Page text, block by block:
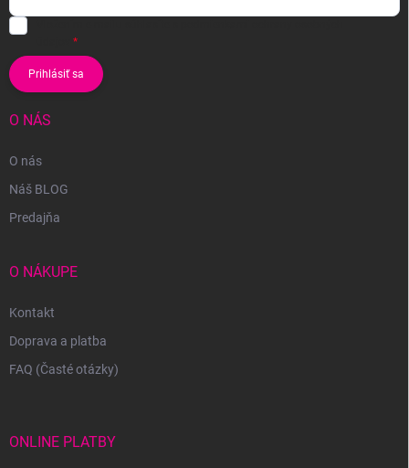
Prihlásiť sa
O NÁS
O nás
Náš BLOG
Predajňa
O NÁKUPE
Kontakt
Doprava a platba
FAQ (Časté otázky)
ONLINE PLATBY